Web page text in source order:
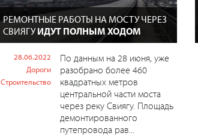
РЕМОНТНЫЕ РАБОТЫ НА МОСТУ ЧЕРЕЗ
СВИЯГУИДУТ ПОЛНЫМ ХОДОМ
28.06.2022
Дороги
Строительство
По данным на 28 июня, уже
разобрано более 460
квадратных метров
центральной части моста
через реку Свиягу. Площадь
демонтированного
путепровода рав...